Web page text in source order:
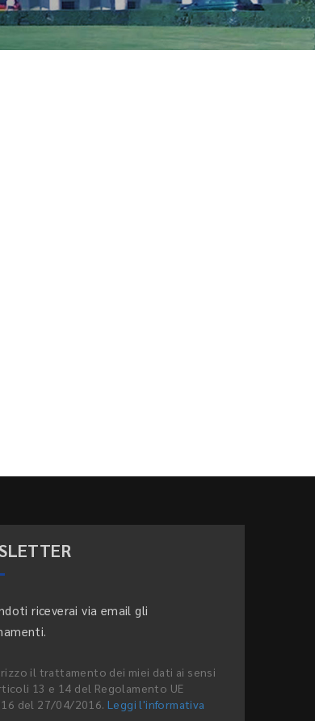
riceverai via email gli
il trattamento dei miei dati ai sensi
13 e 14 del Regolamento UE
del 27/04/2016. Leggi l'informativa